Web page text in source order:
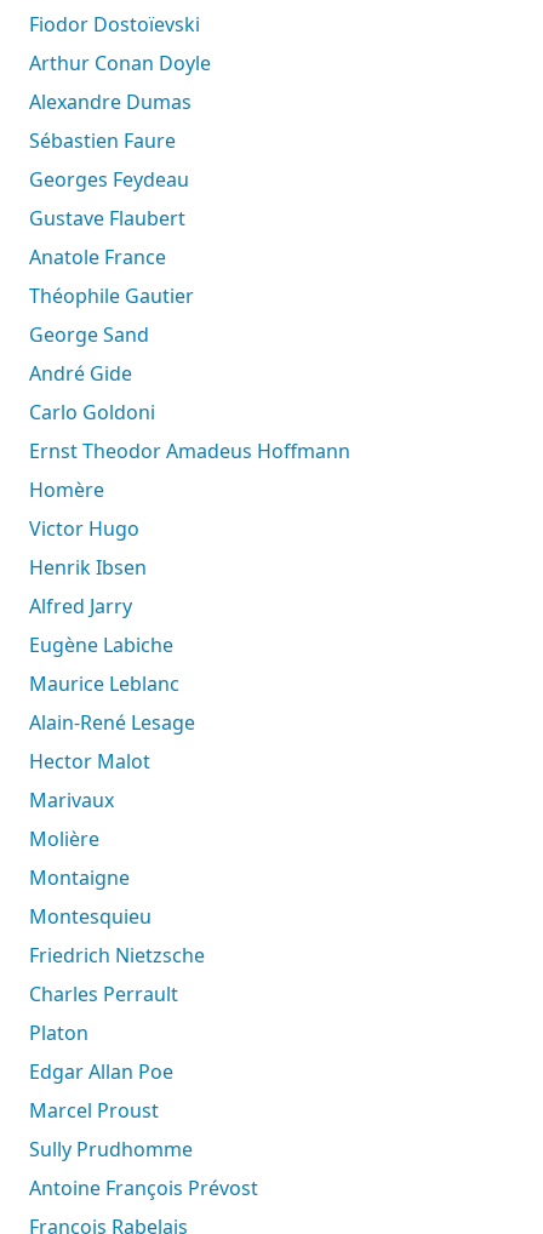
Fiodor Dostoïevski
Arthur Conan Doyle
Alexandre Dumas
Sébastien Faure
Georges Feydeau
Gustave Flaubert
Anatole France
Théophile Gautier
George Sand
André Gide
Carlo Goldoni
Ernst Theodor Amadeus Hoffmann
Homère
Victor Hugo
Henrik Ibsen
Alfred Jarry
Eugène Labiche
Maurice Leblanc
Alain-René Lesage
Hector Malot
Marivaux
Molière
Montaigne
Montesquieu
Friedrich Nietzsche
Charles Perrault
Platon
Edgar Allan Poe
Marcel Proust
Sully Prudhomme
Antoine François Prévost
François Rabelais